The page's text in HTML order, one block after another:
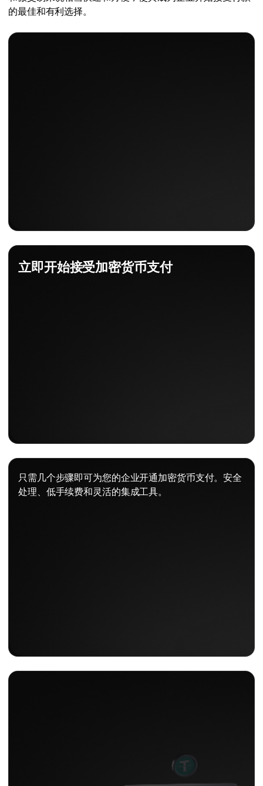
的最佳和有利选择。
立即开始接受加密货币支付
只需几个步骤即可为您的企业开通加密货币支付。安全
处理、低手续费和灵活的集成工具。